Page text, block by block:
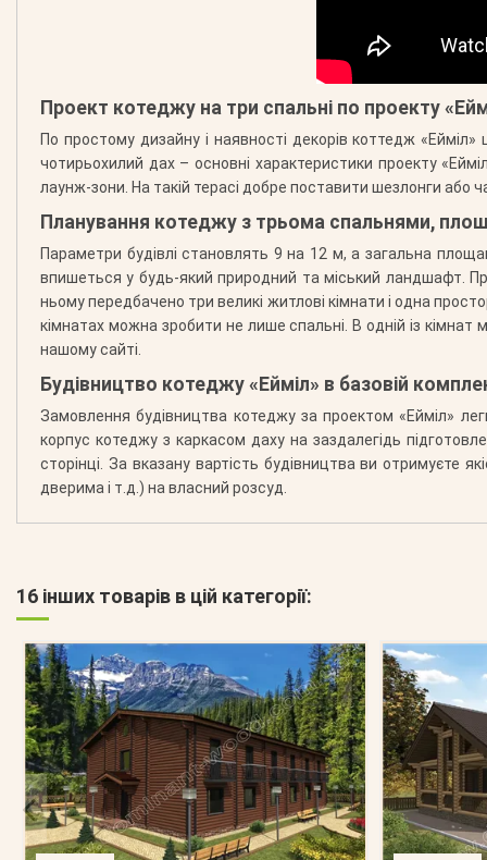
Проект котеджу на три спальні по проекту
По простому дизайну і наявності декорів коттедж «Ейміл»
чотирьохилий дах – основні характеристики проекту
лаунж-зони. На такій терасі добре поставити шезлонги
Планування котеджу з трьома спальнями,
Параметри будівлі становлять 9 на 12 м, а загальна
впишеться у будь-який природний та міський ландшафт.
ньому передбачено три великі житлові кімнати і одна
кімнатах можна зробити не лише спальні. В одній із
нашому сайті.
Будівництво котеджу «Ейміл» в базовій
Замовлення будівництва котеджу за проектом «Ейміл»
корпус котеджу з каркасом даху на заздалегідь
сторінці. За вказану вартість будівництва ви отримуєте
дверима і т.д.) на власний розсуд.
16 інших товарів в цій категорії: